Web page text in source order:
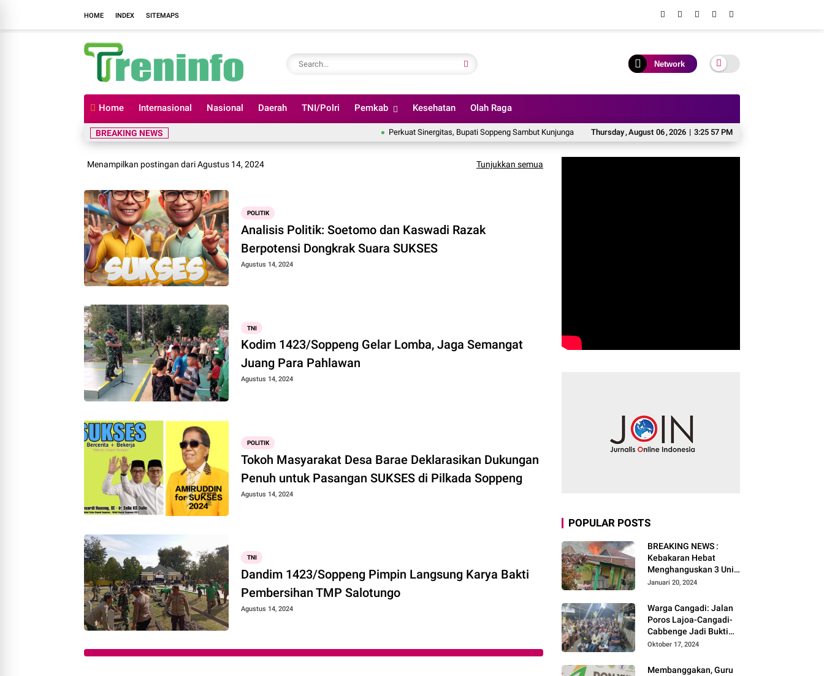
HOME INDEX SITEMAPS
Network
Home Internasional Nasional Daerah TNI/Polri Pemkab Kesehatan Olah Raga
Thursday,August 06,2026 | 3:25 58 PM
BREAKING NEWS Perkuat Sinergitas, Bupati Soppeng Sambut Kunjungan Kapolres Baru di Rumah Jabatan Komitmen Jaga Kamtibmas, Kapolres
Menampilkan postingan dari Agustus 14, 2024 Tunjukkan semua
POLITIK
Analisis Politik: Soetomo dan Kaswadi Razak
Berpotensi Dongkrak Suara SUKSES
Agustus 14, 2024
TNI
Kodim 1423/Soppeng Gelar Lomba, Jaga Semangat
Juang Para Pahlawan
Agustus 14, 2024
POLITIK
Tokoh Masyarakat Desa Barae Deklarasikan Dukungan
Penuh untuk Pasangan SUKSES di Pilkada Soppeng
Agustus 14, 2024
TNI
Dandim 1423/Soppeng Pimpin Langsung Karya Bakti
Pembersihan TMP Salotungo
Agustus 14, 2024
POPULAR POSTS
BREAKING NEWS :
Kebakaran Hebat
Menghanguskan 3 Unit
Rumah Di Jalan
Watansoppeng
Januari 20, 2024
Warga Cangadi: Jalan
Poros Lajoa-Cangadi-
Cabbenge Jadi Bukti
Kinerja SUKSES
Oktober 17, 2024
Membanggakan, Guru